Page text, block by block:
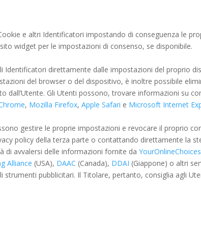
e altri Identificatori impostando di conseguenza le
widget per le impostazioni di consenso, se disponibile.
direttamente dalle impostazioni del proprio
del browser o del dispositivo, è inoltre possibile
dall’Utente. Gli Utenti possono, trovare informazioni su
, Mozilla Firefox,Apple Safari e Microsoft Internet
gestire le proprie impostazioni e revocare il proprio
policy della terza parte o contattando direttamente la
di avvalersi delle informazioni fornite daYourOnlineChoices
Alliance (USA), DAAC (Canada), DDAI (Giappone) o altri
pubblicitari. Il Titolare, pertanto, consiglia agli